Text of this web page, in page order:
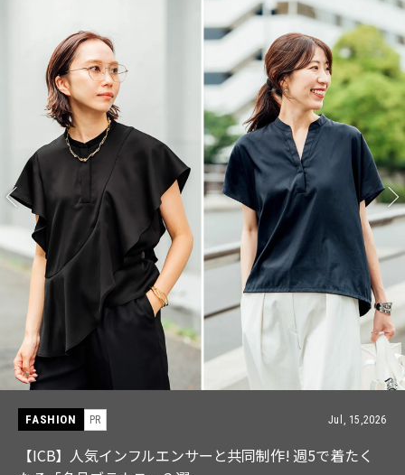
FASHION PR Jul, 15,2026
【ICB】人気インフルエンサーと共同制作! 週5で着たく